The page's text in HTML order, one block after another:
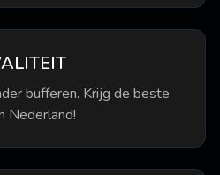
bufferen. Krijg de beste
Nederland!